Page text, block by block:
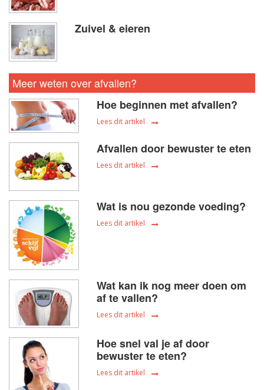
Zuivel & eieren
Meer weten over afvallen?
Hoe beginnen met afvallen?
Lees dit artikel
Afvallen door bewuster te eten
Lees dit artikel
Wat is nou gezonde voeding?
Lees dit artikel
Wat kan ik nog meer doen om
af te vallen?
Lees dit artikel
Hoe snel val je af door
bewuster te eten?
Lees dit artikel